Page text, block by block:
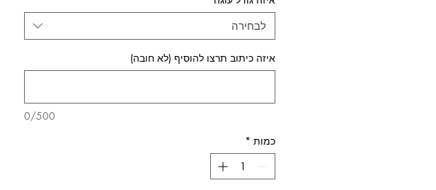
לבחירה
איזה כיתוב תרצו להוסיף (לא חובה)
0/500
כמות *